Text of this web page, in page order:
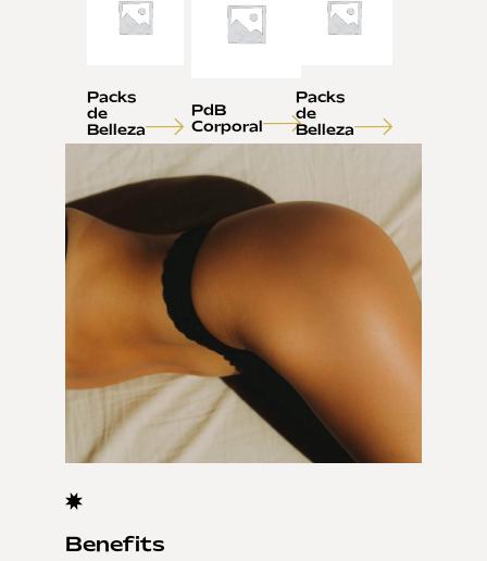
Packs
de
Belleza
PdB
Corporal
Packs
de
Belleza
Benefits